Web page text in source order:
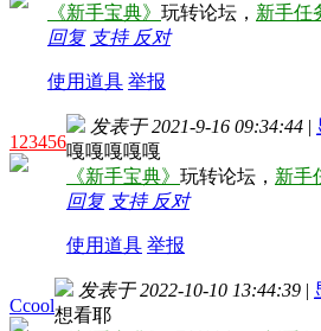
《新手宝典》 玩转论坛， 新手任
回复 支持 反对
使用道具 举报
123456
发表于 2021-9-16 09:34:44 |
嘎嘎嘎嘎嘎
《新手宝典》 玩转论坛， 新手
回复 支持 反对
使用道具 举报
Ccool
发表于 2022-10-10 13:44:39 |
想看耶